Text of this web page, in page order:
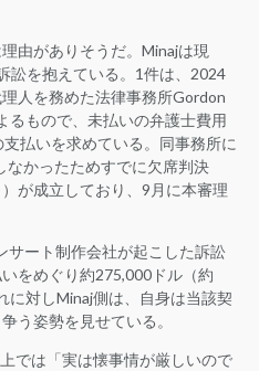
由がありそうだ。Minajは現
訟を抱えている。1件は、2024
人を務めた法律事務所Gordon
るもので、未払いの弁護士費用
払いを求めている。同事務所に
なかったためすでに欠席判決
が成立しており、9月に本審理
サート制作会社が起こした訴訟
をめぐり約275,000ドル（約
に対しMinaj側は、自身は当該契
う姿勢を見せている。
では「実は懐事情が厳しいので